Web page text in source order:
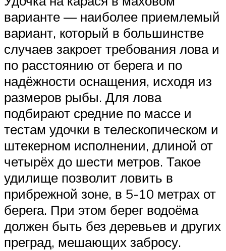
варианте — наиболее приемлемый
вариант, который в большинстве
случаев закроет требования лова и
по расстоянию от берега и по
надёжности оснащения, исходя из
размеров рыбы. Для лова
подбирают средние по массе и
тестам удочки в телескопическом и
штекерном исполнении, длиной от
четырёх до шести метров. Такое
удилище позволит ловить в
прибрежной зоне, в 5-10 метрах от
берега. При этом берег водоёма
должен быть без деревьев и других
преград, мешающих забросу.